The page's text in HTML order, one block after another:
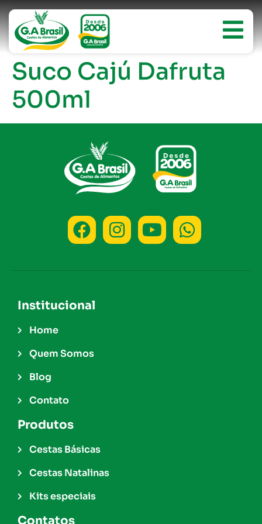
Suco Cajú Dafruta
500ml
Institucional
Home
Quem Somos
Blog
Contato
Produtos
Cestas Básicas
Cestas Natalinas
Kits especiais
Contatos